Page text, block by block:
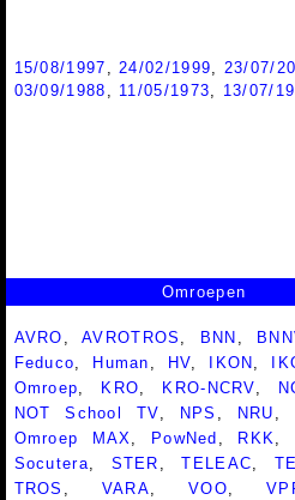
15/08/1997 ,24/02/1999, 23/07/
03/09/1988 , 11/05/1973, 13/07/
Omroepen
AVRO ,AVROTROS , BNN ,
Feduco, Human , HV, IKON ,
Omroep, KRO, KRO-NCRV,
NOT School TV, NPS , NRU ,
Omroep MAX, PowNed , RKK,
Socutera, STER ,TELEAC,
TROS , VARA,VOO,